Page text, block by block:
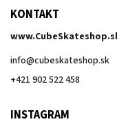
KONTAKT
info@cubeskateshop.sk
+421 902 522 458
INSTAGRAM